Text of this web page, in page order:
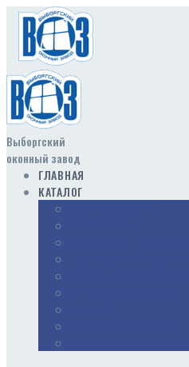
Выборгский
оконный завод
ГЛАВНАЯ
КАТАЛОГ